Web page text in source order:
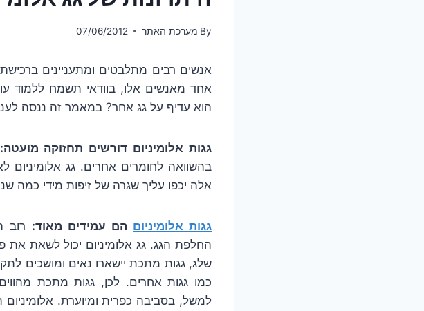
By מערכת האתר 07/06/2012
אנשים רבים מתלבטים ומתעניינים
אחד מאנשים אלו, בוודאי תשמח ללמוד
הוא עדיף על גג אחר? במאמר זה ננסה
גגות אלומיניום דורשים תחזוקה מועטה:
בהשוואה לחומרים אחרים. גג אלומיניום
אלה יכפו עליך שגרה של זיפות מידי כמה
גגות אלומיניום הם עמידים מאוד: רוב
החלפת הגג. גג אלומיניום יכול לשאת
שלג, גגות מתכת יישארו נאים ומושכים
כמו גגות אחרים. לכן, גגות מתכת
למשל, בסביבה כפרית ומיוערת.